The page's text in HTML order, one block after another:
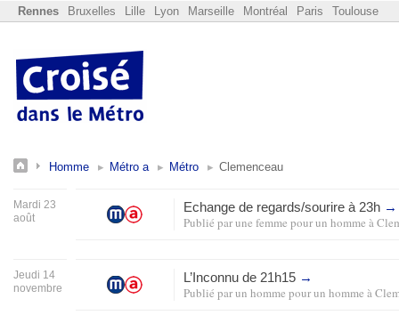
Rennes Bruxelles Lille Lyon Marseille Montréal Paris Toulouse
Homme Métro a Métro Clemenceau
Mardi 23
août
Echange de regards/sourire à 23h →
Publié parune femme pour un homme à
Jeudi 14
novembre
L’Inconnu de 21h15 →
Publié parun homme pour un homme à